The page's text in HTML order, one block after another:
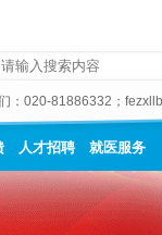
： 020-81886332 ；
人才招聘 就医服务